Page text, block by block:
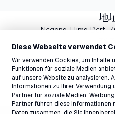
Diese Webseite verwendet
Wir verwenden Cookies, um Inhalte
Funktionen für soziale Medien
auf unsere Website zu analysieren.
Informationen zu Ihrer Verwendung
Partner für soziale Medien,
Partner führen diese Informationen
Daten zusammen, die Sie ihnen
地
Nagens, Flims Dorf,
联系
081 927